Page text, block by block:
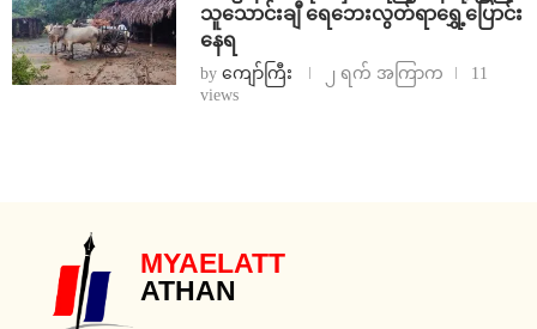
သူသောင်းချီ ရေဘေးလွတ်ရာရွှေ့ပြောင်း
နေရ
by ကျော်ကြီး ၂ ရက် အကြာက
11
views
MYAELATT
ATHAN